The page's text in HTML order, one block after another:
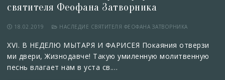
святителя Феофана Затворника
18.02.2019 НАСЛЕДИЕ СВЯТИТЕЛЯ ФЕОФАНА ЗАТВОРНИКА
XVI. В НЕДЕЛЮ МЫТАРЯ И ФАРИСЕЯ Покаяния отверзи
ми двери, Жизнодавче! Такую умиленную молитвенную
песнь влагает нам в уста св.…